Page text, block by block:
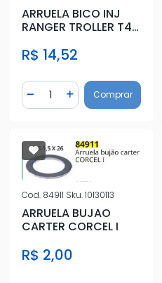
ARRUELA BICO INJ
RANGER TROLLER T4
R$ 14,52
Diminuir Quantidade
Quantidade
Adicionar Quantidade
Comprar
Cod. 84911 Sku.10130113
ARRUELA BUJAO
CARTER CORCEL I
R$ 2,00